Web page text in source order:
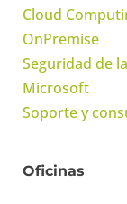
Cloud
OnPremise
Seguridad de
Microsoft
Soporte y
Oficinas